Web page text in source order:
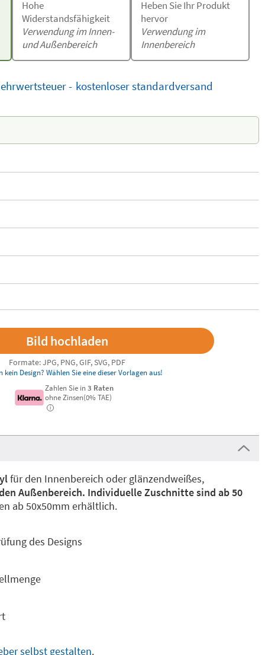
Hohe
Widerstandsfähigkeit
Verwendung im Innen-
und Außenbereich
Heben Sie Ihr Produkt
hervor
Verwendung im
Innenbereich
- kostenloserstandardversand
Formate: JPG, PNG, GIF, SVG, PDF
kein Design? Wählen Sie eine dieser Vorlagen aus!
Zahlen Sie in3 Raten
ohne Zinsen(0% TAE)
i
für den Innenbereich oder glänzendweißes,
Außenbereich. Individuelle Zuschnitte sind ab 50
ab 50x50mm erhältlich.
des Designs
selbst gestalten.